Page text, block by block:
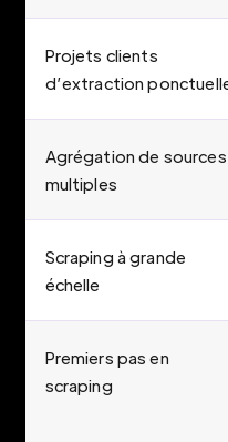
Projets clients
d’extraction
Agrégation de sources
multiples
Scraping à grande
échelle
Premiers pas en
scraping